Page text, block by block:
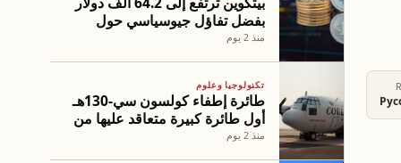
بفضل تفاؤل جيوسياسي حول
هرمز
منذ 2 يوم
تكنولوجيا وعلوم
طائرة إطفاء كولسون سي-130هـ
أول طائرة كبيرة متعاقد عليها من
قِبل خدمة الحرائق البرية الأمريكية
منذ 2 يوم